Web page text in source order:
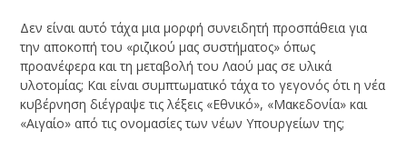
Δεν είναι αυτό τάχα μια μορφή συνειδητή προσπάθεια για
την αποκοπή του «ριζικού μας συστήματος» όπως
προανέφερα και τη μεταβολή του Λαού μας σε υλικά
υλοτομίας; Και είναι συμπτωματικό τάχα το γεγονός ότι η νέα
κυβέρνηση διέγραψε τις λέξεις «Εθνικό», «Μακεδονία» και
«Αιγαίο» από τις ονομασίες των νέων Υπουργείων της;